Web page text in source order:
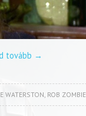
tovább →
WATERSTON, ROB ZOMBIE